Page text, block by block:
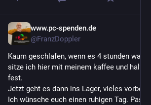
www.pc-spenden.de
@FranzDoppler
Kaum geschlafen, wenn es 4 stunden waren
sitze ich hier mit meinem kaffee und halte
fest.
Jetzt geht es dann ins Lager, vieles
Ich wünsche euch einen ruhigen Tag. Passt